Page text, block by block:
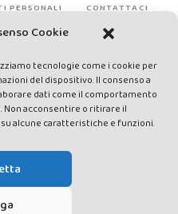
Cookie
tecnologie come i cookie per
del dispositivo. Il consenso a
dati come il comportamento
Non acconsentire o ritirare il
alcune caratteristiche e funzioni.
PERSONALI CONTATTACI
presso il Tribunale di Siena con
Direttrice Responsabile: Chiara
- Editore: Valdichiana
01377300528 –